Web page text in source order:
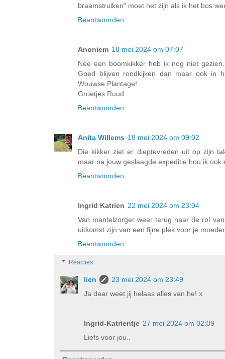
braamstruiken" moet het zijn als ik het bos
Beantwoorden
Anoniem 18 mei 2024 om 07:07
Nee een boomkikker heb ik nog niet
Goed blijven rondkijken dan maar ook in
Wouwse Plantage!
Groetjes Ruud
Beantwoorden
Anita Willems 18 mei 2024 om 09:02
Die kikker ziet er dieptevreden uit op zijn
maar na jouw geslaagde expeditie hou ik
Beantwoorden
Ingrid Katrien 22 mei 2024 om 23:04
Van mantelzorger weer terug naar de rol
uitkomst zijn van een fijne plek voor je
Beantwoorden
Reacties
lien
23 mei 2024 om 23:49
Ja daar weet jij helaas alles van he! x
Ingrid-Katrientje 27 mei 2024 om 02:09
Liefs voor jou..